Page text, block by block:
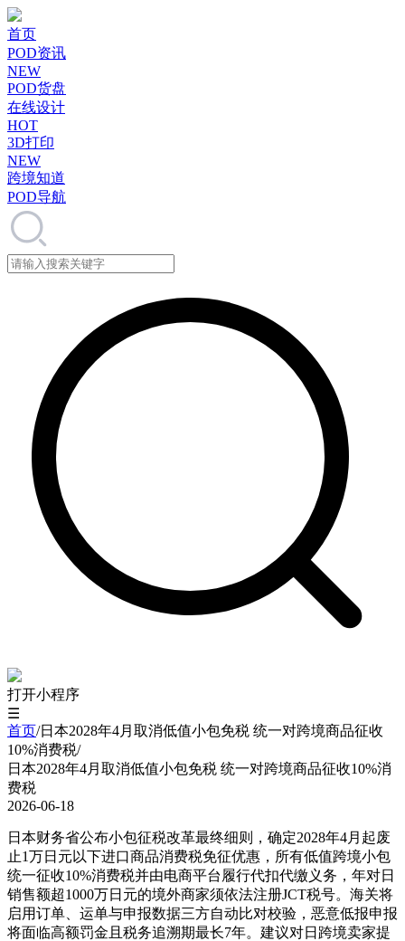
首页
POD资讯
NEW
POD货盘
在线设计
HOT
3D打印
NEW
跨境知道
POD导航
打开小程序
☰
首页/日本2028年4月取消低值小包免税 统一对跨境商品征收
10%消费税/
日本2028年4月取消低值小包免税 统一对跨境商品征收10%消
费税
2026-06-18
日本财务省公布小包征税改革最终细则，确定2028年4月起废
止1万日元以下进口商品消费税免征优惠，所有低值跨境小包
统一征收10%消费税并由电商平台履行代扣代缴义务，年对日
销售额超1000万日元的境外商家须依法注册JCT税号。海关将
启用订单、运单与申报数据三方自动比对校验，恶意低报申报
将面临高额罚金且税务追溯期最长7年。建议对日跨境卖家提